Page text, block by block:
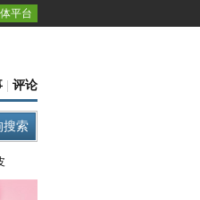
平台
评论